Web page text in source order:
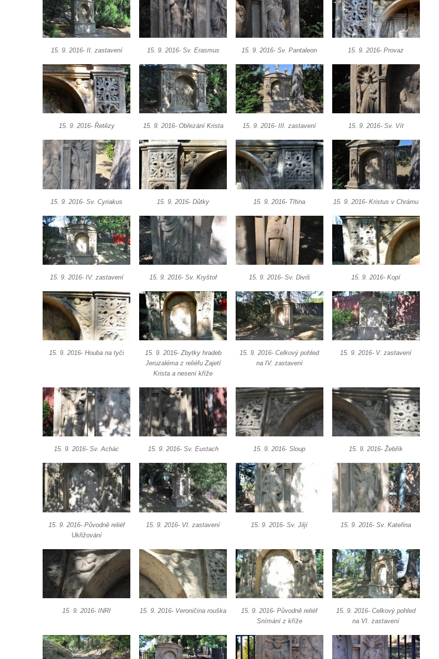
Křížová cesta Hrádek nad Nisou
Křížová cesta Svojkov (u Modlivého dolu)
Křížová cesta Bezděz
Křížová cesta Potštejn
Křížová cesta Ruprechtice (Liberec)
Křížová cesta u kostela Nalezení svatého
Kříže v Liberci
Křížová cesta Bořkov
Křížová cesta Klokočka
Křížová cesta na Tábor (u Lomnice nad
Popelkou)
Křížová cesta Markvartice
Křížová cesta Varnsdorf (Warnsdorf), 1911-
Křížová cesta Fukov (Fugau), 1881
Křížová cesta Janov nad Nisou
Křížová cesta Bedřichov
Křížová cesta Petra Urbana – Smržovka
Křížová cesta u kláštera St. Marienthal
Křížová cesta Sedmi bolestí Panny Marie v
Památník Brána svobody před kostelem
svatého Jáchyma v Jáchymově
Obraz Svaté rodiny u Olivetské kaple
křížové cesty v Kamenickém Šenově
Kříž u Olivetské kaple křížové cesty v
Kamenickém Šenově
Skalní kaple Božího hrobu Křížové cesty v
Kamenickém Šenově
Křížová cesta ke svobodě – Jáchymov
v Jestřebí
Křížová cesta Kamenický Šenov
Bratrský oltář u České Kamenice
Kaple na Křížové Hoře a křížová cesta v
Českém Krumlově
15. 9. 2016- II. zastavení 15. 9. 2016- Sv. Erasmus 15. 9. 2016- Sv. Pantaleon 15. 9. 2016- Provaz
15. 9. 2016- Řetězy 15. 9. 2016- Obřezání Krista 15. 9. 2016- III. zastavení 15. 9. 2016- Sv. Vít
15. 9. 2016- Sv. Cyriakus 15. 9. 2016- Důtky 15. 9. 2016- Třtina 15. 9. 2016- Kristus v Chrámu
15. 9. 2016- IV. zastavení 15. 9. 2016- Sv. Kryštof 15. 9. 2016- Sv. Diviš 15. 9. 2016- Kopí
15. 9. 2016- Houba na tyči
15. 9. 2016- Zbytky hradeb
Jeruzaléma z reliéfu Zajetí
Krista a nesení kříže
15. 9. 2016- Celkový pohled
na IV. zastavení
15. 9. 2016- V. zastavení
15. 9. 2016- Sv. Achác 15. 9. 2016- Sv. Eustach 15. 9. 2016- Sloup 15. 9. 2016- Žebřík
15. 9. 2016- Původně reliéf
Ukřižování
15. 9. 2016- VI. zastavení 15. 9. 2016- Sv. Jiljí 15. 9. 2016- Sv. Kateřina
15. 9. 2016- INRI 15. 9. 2016- Veroničina rouška
15. 9. 2016- Původně reliéf
Snímání z kříže
15. 9. 2016- Celkový pohled
na VI. zastavení